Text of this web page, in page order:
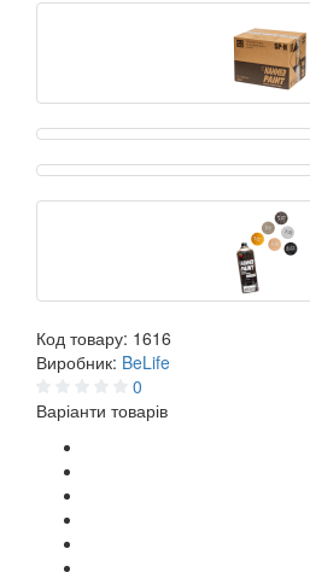
Код товару: 1616
Виробник: BeLife
0
Варіанти товарів